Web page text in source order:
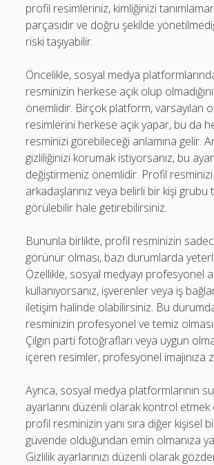
profil resimleriniz, kimliğinizi
parçasıdır ve doğru şekilde
riski taşıyabilir.
Öncelikle, sosyal medya
resminizin herkese açık olup
önemlidir. Birçok platform, varsayılan
resimlerini herkese açık yapar, bu da
resminizi görebileceği anlamına gelir.
gizliliğinizi korumak istiyorsanız, bu
değiştirmeniz önemlidir. Profil
arkadaşlarınız veya belirli bir kişi grubu
görülebilir hale getirebilirsiniz.
Bununla birlikte, profil resminizin
görünür olması, bazı durumlarda
Özellikle, sosyal medyayı profesyonel
kullanıyorsanız, işverenler veya iş
iletişim halinde olabilirsiniz. Bu
resminizin profesyonel ve temiz
Çılgın parti fotoğrafları veya uygun
içeren resimler, profesyonel imajınıza
Ayrıca, sosyal medya platformlarının
ayarlarını düzenli olarak kontrol
profil resminizin yanı sıra diğer kişisel
güvende olduğundan emin olmanıza
Gizlilik ayarlarınızı düzenli olarak